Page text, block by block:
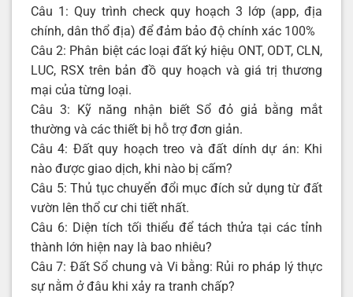
Câu 1: Quy trình check quy hoạch 3 lớp (app, địa
chính, dân thổ địa) để đảm bảo độ chính xác 100%
Câu 2: Phân biệt các loại đất ký hiệu ONT, ODT, CLN,
LUC, RSX trên bản đồ quy hoạch và giá trị thương
mại của từng loại.
Câu 3: Kỹ năng nhận biết Sổ đỏ giả bằng mắt
thường và các thiết bị hỗ trợ đơn giản.
Câu 4: Đất quy hoạch treo và đất dính dự án: Khi
nào được giao dịch, khi nào bị cấm?
Câu 5: Thủ tục chuyển đổi mục đích sử dụng từ đất
vườn lên thổ cư chi tiết nhất.
Câu 6: Diện tích tối thiểu để tách thửa tại các tỉnh
thành lớn hiện nay là bao nhiêu?
Câu 7: Đất Sổ chung và Vi bằng: Rủi ro pháp lý thực
sự nằm ở đâu khi xảy ra tranh chấp?